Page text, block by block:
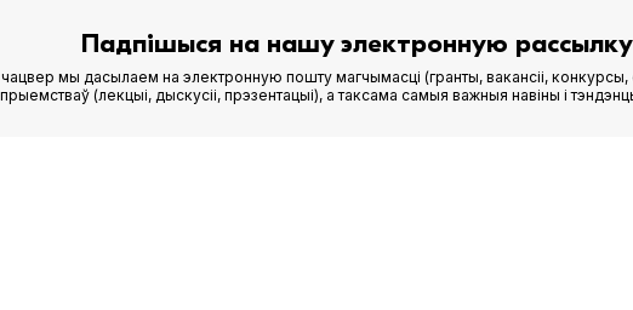
Падпішыся на нашу электронную
мы дасылаем на электронную пошту магчымасці (гранты, вакансіі, конкурсы,
(лекцыі, дыскусіі, прэзентацыі), а таксама самыя важныя навіны і